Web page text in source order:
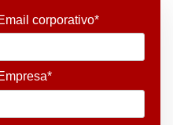
corporativo*